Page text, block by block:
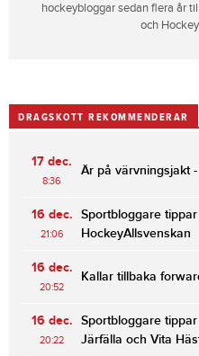
hockeybloggar sedan flera år
och
DRAGSKOTT REKOMMENDERAR
17 dec.
8:36
Är på värvningsjakt
16 dec.
21:06
Sportbloggare
HockeyAllsvenskan
16 dec.
20:52
Kallar tillbaka
16 dec.
20:22
Sportbloggare
Järfälla och Vita